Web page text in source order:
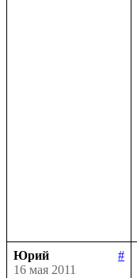
Юрий
#
16 мая 2011